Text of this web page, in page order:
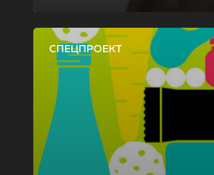
СПЕЦПРОЕКТ